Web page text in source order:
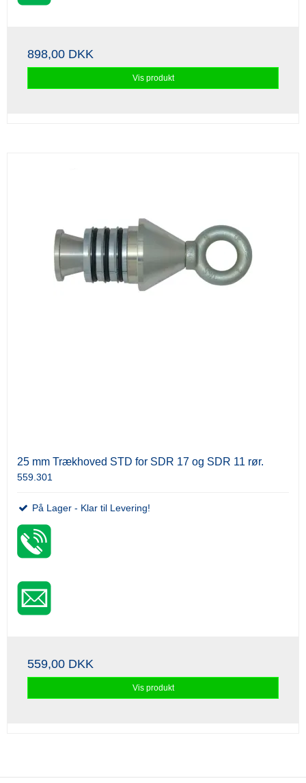
898,00 DKK
Vis produkt
25 mm Trækhoved STD for SDR 17 og SDR 11 rør.
559.301
På Lager - Klar til Levering!
559,00 DKK
Vis produkt